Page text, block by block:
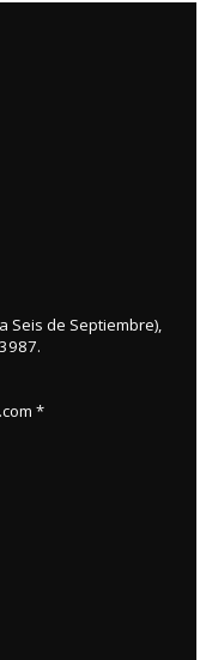
Seis de Septiembre),
*